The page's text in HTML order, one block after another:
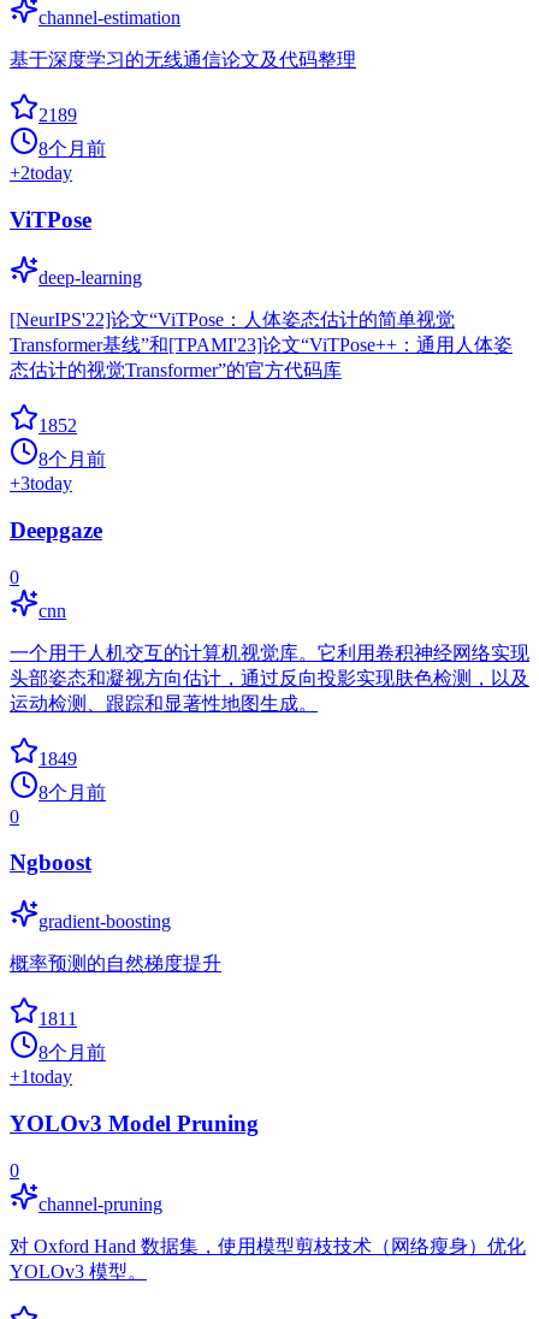
channel-estimation
基于深度学习的无线通信论文及代码整理
2189
8个月前
+2today
ViTPose
deep-learning
[NeurIPS'22]论文“ViTPose：人体姿态估计的简单视觉
Transformer基线”和[TPAMI'23]论文“ViTPose++：通用人体姿
态估计的视觉Transformer”的官方代码库
1852
8个月前
+3today
Deepgaze
0
cnn
一个用于人机交互的计算机视觉库。它利用卷积神经网络实现
头部姿态和凝视方向估计，通过反向投影实现肤色检测，以及
运动检测、跟踪和显著性地图生成。
1849
8个月前
0
Ngboost
gradient-boosting
概率预测的自然梯度提升
1811
8个月前
+1today
YOLOv3 Model Pruning
0
channel-pruning
对 Oxford Hand 数据集，使用模型剪枝技术（网络瘦身）优化
YOLOv3 模型。